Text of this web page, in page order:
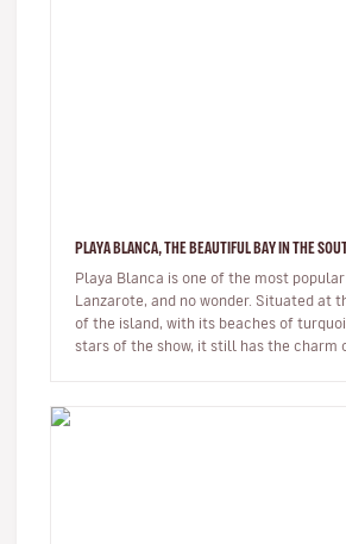
PLAYA BLANCA, THE BEAUTIFUL BAY IN THE
Playa Blanca is one of the most
Lanzarote, and no wonder. Situated at
of the island, with its beaches of
stars of the show, it still has the charm